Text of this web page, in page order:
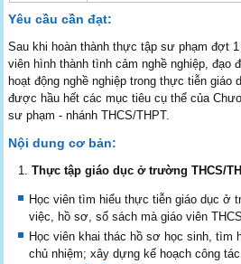
Yêu cầu cần đạt:
Sau khi hoàn thành thực tập sư phạm đợt
viên hình thành tình cảm nghề nghiệp, đạo
hoạt động nghề nghiệp trong thực tiễn giáo
được hầu hết các mục tiêu cụ thể của
sư phạm - nhánh THCS/THPT.
Nội dungcơ bản:
Thực tập giáo dục ở trường THCS/
Học viên tìm hiểu thực tiễn giáo dục ở
việc, hồ sơ, sổ sách mà giáo viên
Học viên khai thác hồ sơ học sinh, tìm
chủ nhiệm; xây dựng kế hoạch công